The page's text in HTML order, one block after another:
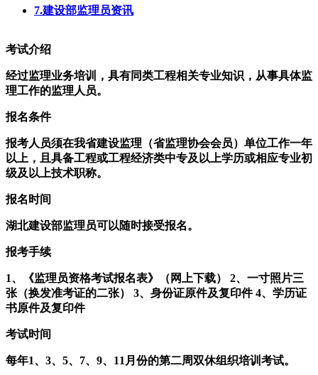
7.建设部监理员资讯
考试介绍
经过监理业务培训，具有同类工程相关专业知识，从事具体监
理工作的监理人员。
报名条件
报考人员须在我省建设监理（省监理协会会员）单位工作一年
以上，且具备工程或工程经济类中专及以上学历或相应专业初
级及以上技术职称。
报名时间
湖北建设部监理员可以随时接受报名。
报考手续
1、《监理员资格考试报名表》（网上下载） 2、一寸照片三
张（换发准考证的二张） 3、身份证原件及复印件 4、学历证
书原件及复印件
考试时间
每年1、3、5、7、9、11月份的第二周双休组织培训考试。